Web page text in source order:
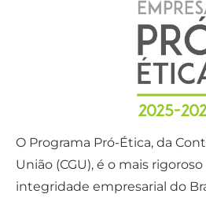
O Programa Pró-Ética, da
União (CGU), é o mais
integridade empresarial do